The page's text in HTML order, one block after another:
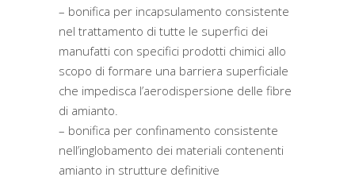
– bonifica per incapsulamento consistente
nel trattamento di tutte le superfici dei
manufatti con specifici prodotti chimici allo
scopo di formare una barriera superficiale
che impedisca l’aerodispersione delle fibre
di amianto.
– bonifica per confinamento consistente
nell’inglobamento dei materiali contenenti
amianto in strutture definitive